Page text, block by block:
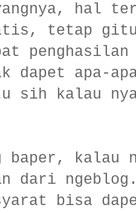
hal
tetap
dapet apa-
sih kalau
baper, kalau
dari
syarat bisa